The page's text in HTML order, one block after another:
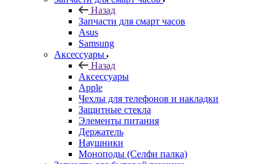
Назад
Запчасти для смарт часов
Asus
Samsung
Аксессуары
Назад
Аксессуары
Apple
Чехлы для телефонов и накладки
Защитные стекла
Элементы питания
Держатель
Наушники
Моноподы (Селфи палка)